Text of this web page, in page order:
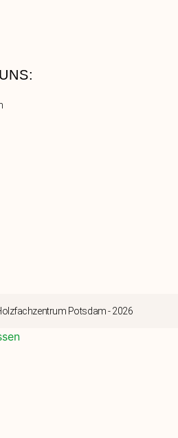
Potsdam - 2026